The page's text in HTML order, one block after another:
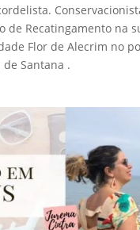
de Recatingamento na
Flor de Alecrim no
Santana .